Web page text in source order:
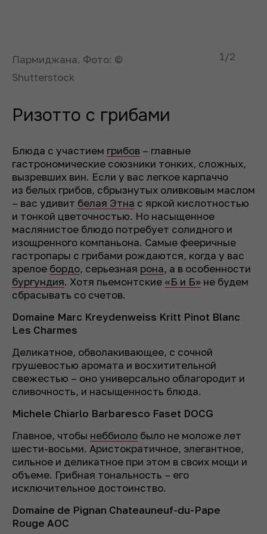
Пармиджана. Фото: ©
Shutterstock
1 /2
Ризотто с грибами
Блюда с участием грибов – главные
гастрономические союзники тонких, сложных,
вызревших вин. Если у вас легкое карпаччо
из белых грибов, сбрызнутых оливковым маслом
– вас удивит белая Этна с яркой кислотностью
и тонкой цветочностью. Но насыщенное
маслянистое блюдо потребует солидного и
изощренного компаньона. Самые фееричные
гастропары с грибами рождаются, когда у вас
зрелое бордо, серьезная рона, а в особенности
бургундия. Хотя пьемонтские «Б и Б» не будем
сбрасывать со счетов.
Domaine Marc Kreydenweiss Kritt Pinot Blanc
Les Charmes
Деликатное, обволакивающее, с сочной
грушевостью аромата и восхитительной
свежестью – оно универсально облагородит и
сливочность, и насыщенность блюда.
Michele Chiarlo Barbaresco Faset DOCG
Главное, чтобы неббиоло было не моложе лет
шести-восьми. Аристократичное, элегантное,
сильное и деликатное при этом в своих мощи и
объеме. Грибная тональность – его
исключительное достоинство.
Domaine de Pignan Chateauneuf-du-Pape
Rouge AOC